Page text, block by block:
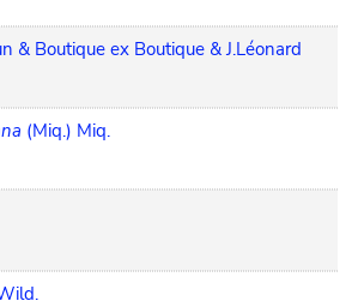
& Boutique ex Boutique & J.Léonard
(Miq.) Miq.